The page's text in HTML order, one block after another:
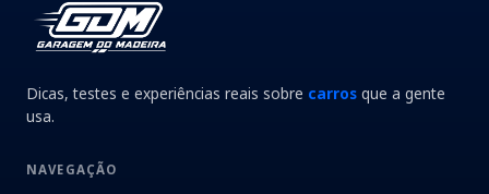
Dicas, testes e experiências reais sobre carros que a gente
usa.
NAVEGAÇÃO